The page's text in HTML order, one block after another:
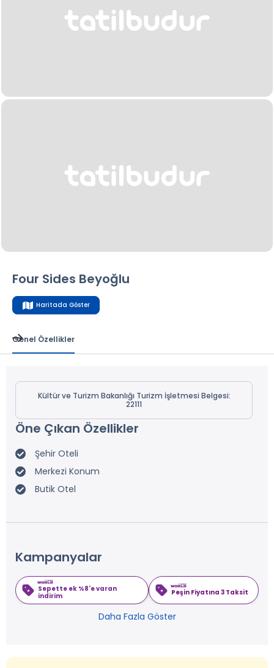
Four Sides Beyoğlu
Haritada Göster
Genel Özellikler
Kültür ve Turizm Bakanlığı Turizm İşletmesi Belgesi:
22111
Öne Çıkan Özellikler
Şehir Oteli
Merkezi Konum
Butik Otel
Kampanyalar
Sepette ek %8'e varan
indirim
Peşin Fiyatına 3 Taksit
Daha Fazla Göster